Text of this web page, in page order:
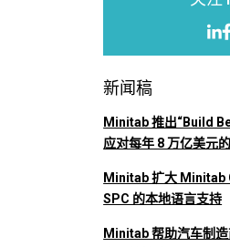
新闻稿
Minitab 推出“Build
应对每年 8 万亿美元
Minitab 扩大
SPC 的本地语言支持
Minitab 帮助汽车制